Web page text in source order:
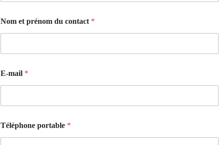
Nom et prénom du contact *
u
p
o
m
S
E-mail *
Téléphone portable *